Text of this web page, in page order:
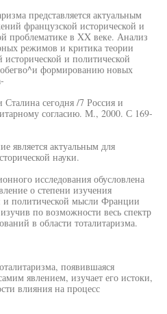
представляется актуальным
французской исторической и
проблематике в XX веке. Анализ
режимов и критика теории
исторической и политической
формированию новых
сегодня /7 Россия и
согласию. М., 2000. С 169-
является актуальным для
науки.
исследования обусловлена
о степени изучения
и политической мысли Франции
по возможности весь спектр
в области тоталитаризма.
появившаяся
явлением, изучает его истоки,
влияния на процесс